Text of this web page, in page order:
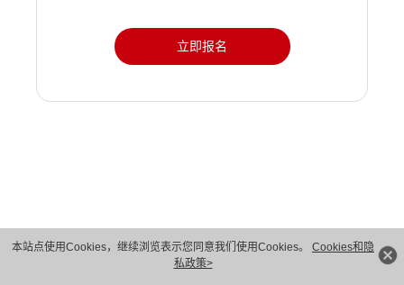
本站点使用Cookies，继续浏览表示您同意我们使用Cookies。 Cookies和隐
私政策>
立即报名
版权所有 © 华为技术有限公司 1998-2026。 保留一切权利。粤A2-20044005号
隐私保护
法律声明